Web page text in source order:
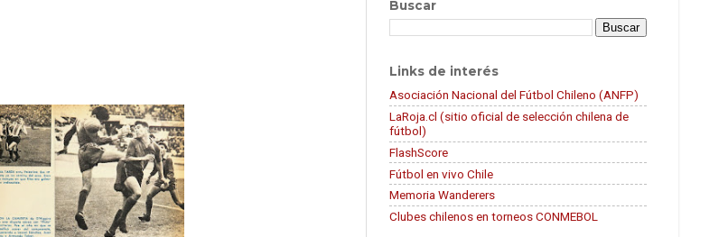
Buscar
Links de interés
Asociación Nacional del Fútbol Chileno (ANFP)
LaRoja.cl (sitio oficial de selección chilena de
fútbol)
FlashScore
Fútbol en vivo Chile
Memoria Wanderers
Clubes chilenos en torneos CONMEBOL